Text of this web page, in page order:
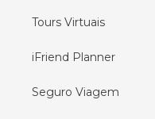
Tours Virtuais
iFriend Planner
Seguro Viagem